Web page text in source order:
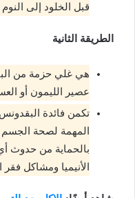
قبل الخلود إلى
الطريقة الثانية
هي غلي حزمة من
عصير الليمون أو
تكمن فائدة
المهمة لصحة الجسم
بالحماية من حدوث
الأنيميا ومشاكل فقر